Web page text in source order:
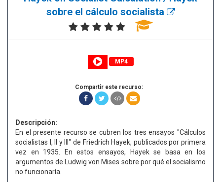
sobre el cálculo socialista
MP4
Compartir este recurso:
Descripción:
En el presente recurso se cubren los tres ensayos "Cálculos
socialistas I, II y III" de Friedrich Hayek, publicados por primera
vez en 1935. En estos ensayos, Hayek se basa en los
argumentos de Ludwig von Mises sobre por qué el socialismo
no funcionaría.